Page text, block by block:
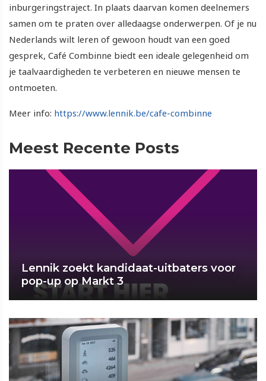
inburgeringstraject. In plaats daarvan komen deelnemers
samen om te praten over alledaagse onderwerpen. Of je nu
Nederlands wilt leren of gewoon houdt van een goed
gesprek, Café Combinne biedt een ideale gelegenheid om
je taalvaardigheden te verbeteren en nieuwe mensen te
ontmoeten.
Meer info: https://www.lennik.be/cafe-combinne
Meest Recente Posts
Lennik zoekt kandidaat-uitbaters voor
pop-up op Markt 3